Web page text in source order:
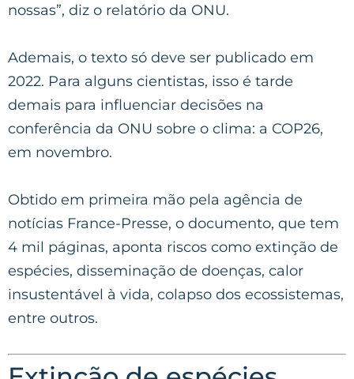
nossas”, diz o relatório da ONU.
Ademais, o texto só deve ser publicado em
2022. Para alguns cientistas, isso é tarde
demais para influenciar decisões na
conferência da ONU sobre o clima: a COP26,
em novembro.
Obtido em primeira mão pela agência de
notícias France-Presse, o documento, que tem
4 mil páginas, aponta riscos como extinção de
espécies, disseminação de doenças, calor
insustentável à vida, colapso dos ecossistemas,
entre outros.